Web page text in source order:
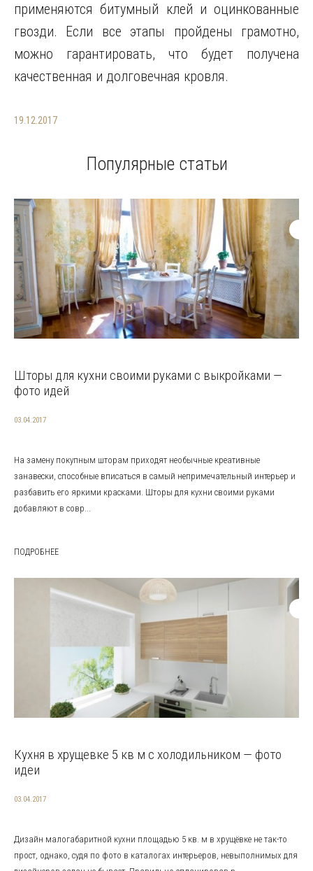
применяются битумный клей и оцинкованные
гвозди. Если все этапы пройдены грамотно,
можно гарантировать, что будет получена
качественная и долговечная кровля.
19.12.2017
Популярные статьи
Шторы для кухни своими руками с выкройками —
фото идей
03.04.2017
На замену покупным шторам приходят необычные креативные
занавески, способные вписаться в самый непримечательный интерьер и
разбавить его яркими красками. Шторы для кухни своими руками
добавляют в совр...
ПОДРОБНЕЕ
Кухня в хрущевке 5 кв м с холодильником — фото
идеи
03.04.2017
Дизайн малогабаритной кухни площадью 5 кв. м в хрущёвке не так-то
прост, однако, судя по фото в каталогах интерьеров, невыполнимых для